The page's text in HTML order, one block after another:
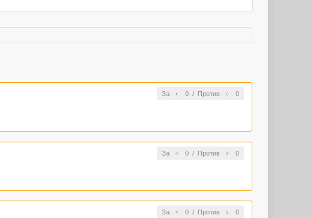
За 0/ Против 0
За 0/ Против 0
За 0/ Против 0